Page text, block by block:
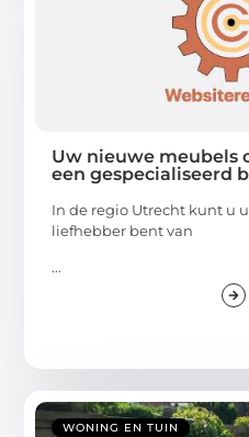
Uw nieuwe meubels
een gespecialiseerd
In de regio Utrecht kunt u
liefhebber bent van
...
WONING EN TUIN